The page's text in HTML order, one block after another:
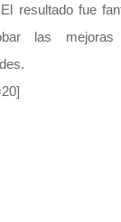
resultado fue
las